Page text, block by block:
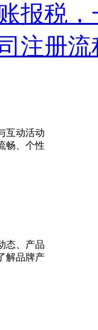
报税
注册
互动活动
畅、个性
态、产品
解品牌产